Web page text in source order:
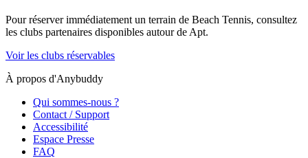
Pour réserver immédiatement un terrain de Beach Tennis, consultez
les clubs partenaires disponibles autour de Apt.
Voir les clubs réservables
À propos d'Anybuddy
Qui sommes-nous ?
Contact / Support
Accessibilité
Espace Presse
FAQ